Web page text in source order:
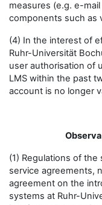
measures (e.g. e-
components such as
(4) In the interest of
Ruhr-Universität
user authorisation of
LMS within the past
account is no longer
(1) Regulations of
service agreements,
agreement on the
systems at Ruhr-